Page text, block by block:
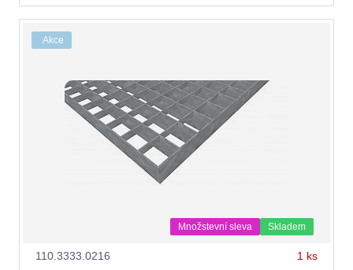
Akce
Množstevní sleva Skladem
110.3333.0216 1 ks